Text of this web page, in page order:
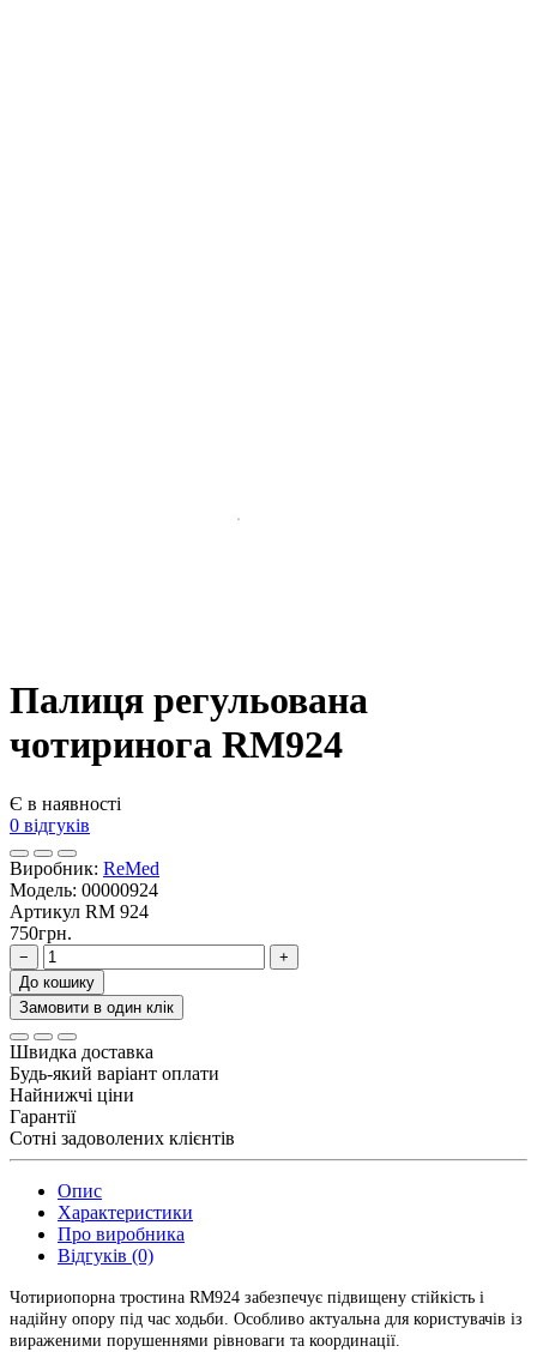
Палиця регульована
чотиринога RM924
Є в наявності
0 відгуків
Виробник: ReMed
Модель: 00000924
Артикул RM 924
750грн.
−
+
До кошику
Замовити в один клік
Швидка доставка
Будь-який варіант оплати
Найнижчі ціни
Гарантії
Сотні задоволених клієнтів
Опис
Характеристики
Про виробника
Відгуків (0)
Чотириопорна тростина RM924 забезпечує підвищену стійкість і
надійну опору під час ходьби. Особливо актуальна для користувачів із
вираженими порушеннями рівноваги та координації.